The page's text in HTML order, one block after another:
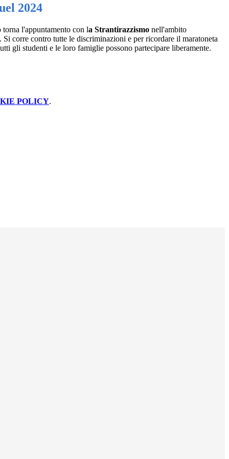
2024
l'appuntamento con la Strantirazzismo nell'ambito
. Si corre contro tutte le discriminazioni e per ricordare il maratoneta
gli studenti e le loro famiglie possono partecipare liberamente.
POLICY.